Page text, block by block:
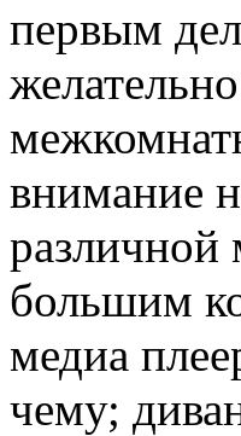
первым
внимание
различной
большим
медиа
чему;